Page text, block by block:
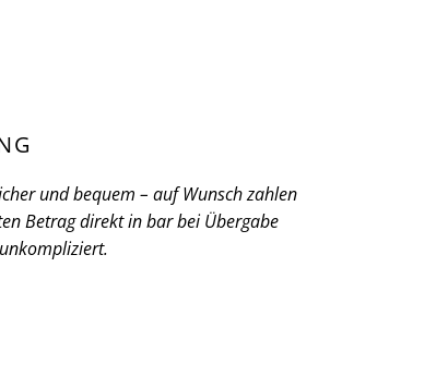
und bequem – auf Wunsch zahlen
Betrag direkt in bar bei Übergabe